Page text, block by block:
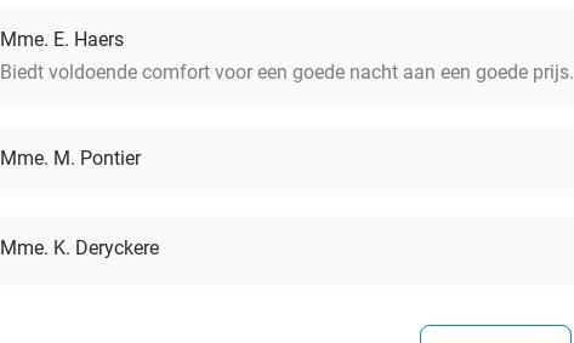
Mme. E. Haers
Biedt voldoende comfort voor een goede nacht aan een goede prijs.
Mme. M. Pontier
Mme. K. Deryckere